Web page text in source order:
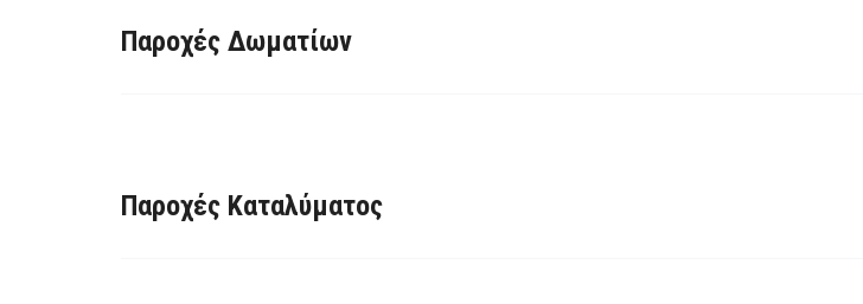
Παροχές Δωματίων
Παροχές Καταλύματος